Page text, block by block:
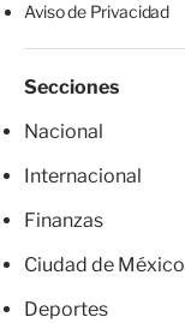
Aviso de Privacidad
Secciones
Nacional
Internacional
Finanzas
Ciudad de México
Deportes